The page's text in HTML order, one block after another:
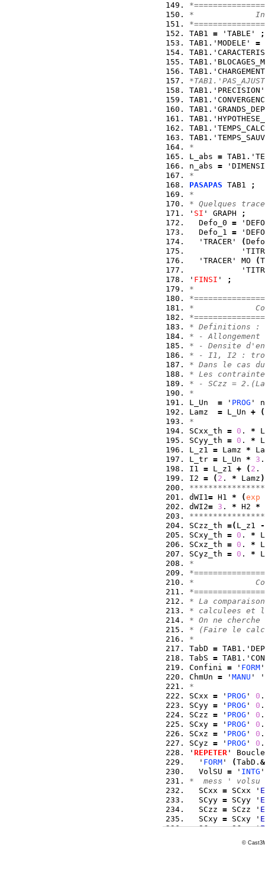
*
TAB1 = 'TABLE'
;
TAB1.'MODELE' =
*
L_abs =
n_abs =
*
PASAPAS TAB1
;
*
* Quelques
' SI ' GRAPH
;
  Defo_0
=
  Defo_1
=
  'TRACER'
(
  'TRACER' MO
(
' FINSI '
;
*
*
* Definitions :
* -
* - Densite
* - I1, I2 : trois
* Dans le cas
* Les
* - SCzz =
*
L_Un = ' PROG '
Lamz = L_Un +
(
*
SCxx_th = 0 . *
SCyy_th = 0 . *
L_z1 = Lamz *
L_tr = L_Un * 3 .
I1 = L_z1 + ( 2 .
I2 = ( 2 . * Lamz )
dWI1= H1 * (exp
dWI2= 3 . * H2 *
SCzz_th =( L_z1 -
SCxy_th = 0 . *
SCxz_th = 0 . *
SCyz_th = 0 . *
*
*
* La
* calculees et
* On ne
* (Faire le
*
TabD =
TabS =
Confini = ' FORM
ChmUn = ' MANU '
*
SCxx = ' PROG ' 0
SCyy = ' PROG ' 0
SCzz = ' PROG ' 0
SCxy = ' PROG ' 0
SCxz = ' PROG ' 0
SCyz = ' PROG ' 0
' REPETER '
  '
FORM ' (TabD. &
  VolSU
= ' INTG '
*  mess '
  SCxx
= SCxx '
  SCyy
= SCyy '
  SCzz
= SCzz '
  SCxy
= SCxy '
  SCxz
= SCxz '
'
©